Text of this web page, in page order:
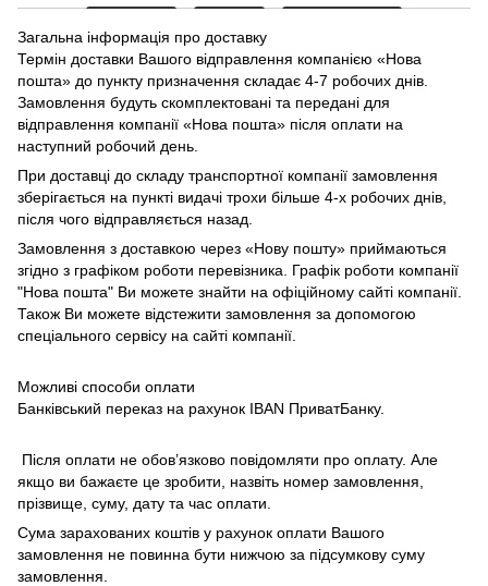
Загальна інформація про доставку
Термін доставки Вашого відправлення компанією «Нова
пошта» до пункту призначення складає 4-7 робочих днів.
Замовлення будуть скомплектовані та передані для
відправлення компанії «Нова пошта» після оплати на
наступний робочий день.
При доставці до складу транспортної компанії замовлення
зберігається на пункті видачі трохи більше 4-х робочих днів,
після чого відправляється назад.
Замовлення з доставкою через «Нову пошту» приймаються
згідно з графіком роботи перевізника. Графік роботи компанії
"Нова пошта" Ви можете знайти на офіційному сайті компанії.
Також Ви можете відстежити замовлення за допомогою
спеціального сервісу на сайті компанії.
Можливі способи оплати
Банківський переказ на рахунок IBAN ПриватБанку.
Після оплати не обов’язково повідомляти про оплату. Але
якщо ви бажаєте це зробити, назвіть номер замовлення,
прізвище, суму, дату та час оплати.
Сума зарахованих коштів у рахунок оплати Вашого
замовлення не повинна бути нижчою за підсумкову суму
замовлення.